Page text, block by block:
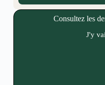
Consultez les
J'y